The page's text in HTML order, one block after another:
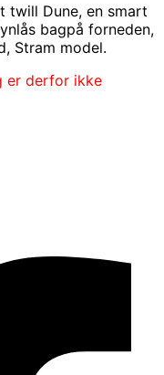
twill Dune, en smart
bagpå forneden,
Stram model.
er derfor ikke